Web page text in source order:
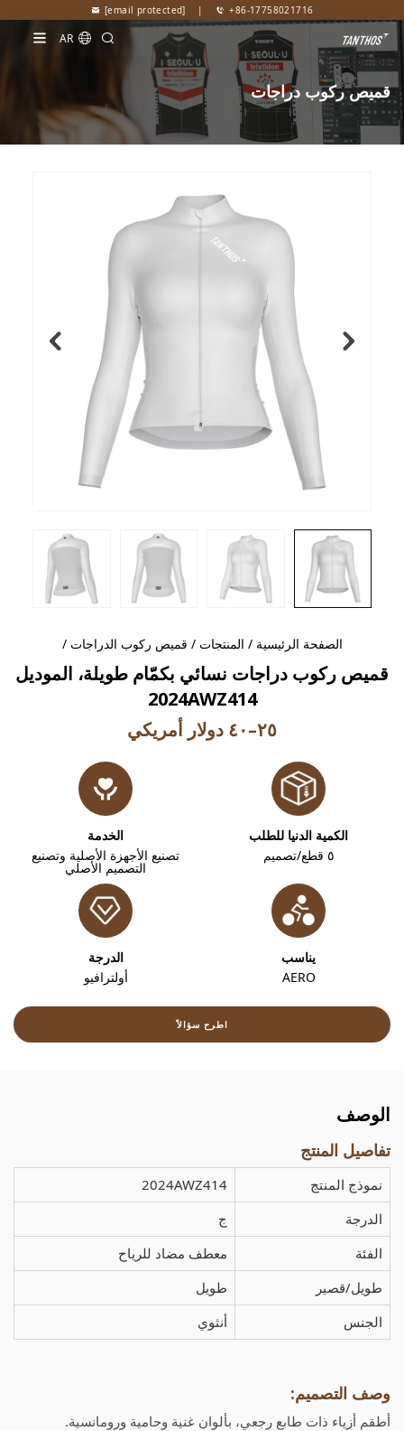
[email protected] | +86-17758021716
AR
قميص ركوب دراجات
الصفحة الرئيسية / المنتجات / قميص ركوب الدراجات /
قميص ركوب دراجات نسائي بكمّام طويلة، الموديل
2024AWZ414
٢٥–٤٠ دولار أمريكي
الكمية الدنيا للطلب
٥ قطع/تصميم
الخدمة
تصنيع الأجهزة الأصلية وتصنيع
التصميم الأصلي
يناسب
AERO
الدرجة
أولترافيو
اطرح سؤالاً
الوصف
تفاصيل المنتج
نموذج المنتج
2024AWZ414
الدرجة
ج
الفئة
معطف مضاد للرياح
طويل/قصير
طويل
الجنس
أنثوي
وصف التصميم:
أطقم أزياء ذات طابع رجعي، بألوان غنية وحامية ورومانسية.